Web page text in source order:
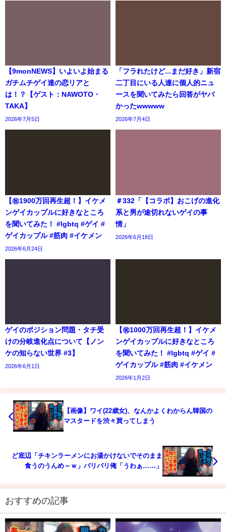
【9monNEWS】いよいよ始まる
ガチムチゲイ達の恋リアと
は！？【ゲスト：NAWOTO・
TAKA】
2026年7月5日
「フラれたけど...まだ好き」新宿
二丁目にいる人達に個人的ニュ
ースを聞いてみたら回答がヤバ
かったwwwww
2026年7月4日
【㊗️1900万回再生超！】イケメ
ンゲイカップルに好きなところ
を聞いてみた！ #lgbtq #ゲイ #
ゲイカップル #筋肉 #イケメン
2026年6月24日
＃332「【コラボ】おこげの進化
系と男が途切れないゲイの事
情」
2026年6月18日
ゲイのポジション問題・タチ受
けの分岐進化点について【ノン
ケの知らない世界 #3】
2026年6月1日
【㊗️1000万回再生超！】イケメ
ンゲイカップルに好きなところ
を聞いてみた！ #lgbtq #ゲイ #
ゲイカップル #筋肉 #イケメン
2026年1月2日
【画像】ワイ(22歳女)、なんかよくわからん韓国の
マスタードを渋々買ってしまう
ど底辺「チキンラーメンにお湯かけないでそのまま
食うのうんめ～ｗ」バリバリ俺「うわぁ……」
おすすめの記事